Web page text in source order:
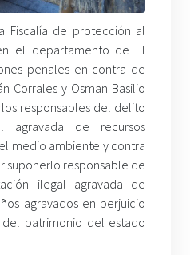
Fiscalía de protección al
el departamento de El
penales en contra de
Corrales y Osman Basilio
responsables del delito
agravada de recursos
medio ambiente y contra
suponerlo responsable de
ilegal agravada de
agravados en perjuicio
patrimonio del estado